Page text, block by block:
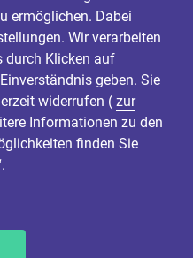
ermöglichen. Dabei
Wir verarbeiten
durch Klicken auf
geben. Sie
widerrufen ( zur
Informationen zu den
finden Sie